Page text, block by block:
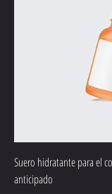
Suero hidratante para el
anticipado